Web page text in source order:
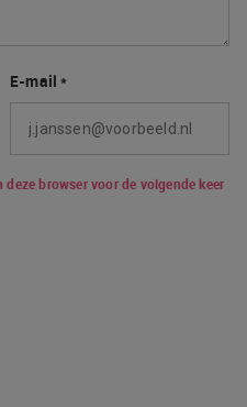
E-mail*
browser voor de volgende keer